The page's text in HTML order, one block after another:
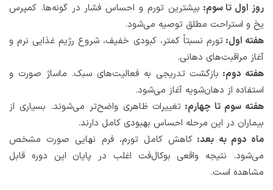
روز اول تا سوم: بیشترین تورم و احساس فشار در گونه‌ها. کمپرس
یخ و استراحت مطلق توصیه می‌شود.
هفته اول:تورم نسبتاً کمتر، کبودی خفیف، شروع رژیم غذایی نرم و
آغاز مراقبت‌های دهانی.
هفته دوم: بازگشت تدریجی به فعالیت‌های سبک. ماساژ صورت و
استفاده از دهان‌شویه آغاز می‌شود.
هفته سوم تا چهارم: تغییرات ظاهری واضح‌تر می‌شوند. بسیاری از
بیماران در این مرحله احساس بهبودی کامل دارند.
ماه دوم به بعد: کاهش کامل تورم، فرم نهایی صورت مشخص
می‌شود. نتیجه واقعی بوکال‌فت اغلب در پایان این دوره قابل
مشاهده است.